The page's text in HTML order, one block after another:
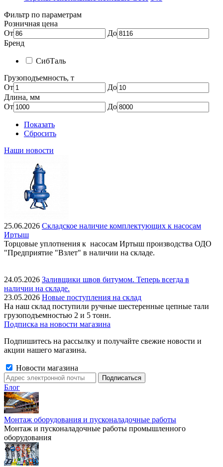
Фильтр по параметрам
Розничная цена
От
До
Бренд
СибТаль
Грузоподъемность, т
От
До
Длина, мм
От
До
Показать
Сбросить
Наши новости
25.06.2026 Складское наличие комплектующих к насосам
Иртыш
Торцовые уплотнения к насосам Иртыш производства ОДО
"Предприятие "Взлет" в наличии на складе.
24.05.2026 Заливщики швов битумом. Теперь всегда в
наличии на складе.
23.05.2026 Новые поступления на склад
На наш склад поступили ручные шестеренные цепные тали
грузоподъемностью 2 и 5 тонн.
Подписка на новости магазина
Подпишитесь на рассылку и получайте свежие новости и
акции нашего магазина.
Новости магазина
Блог
Монтаж оборудования и пусконаладочные работы
Монтаж и пусконаладочные работы промышленного
оборудования